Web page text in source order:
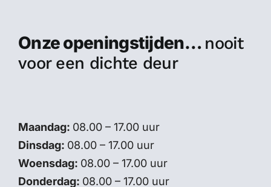
Onze openingstijden… nooit
voor een dichte deur
Maandag: 08.00 – 17.00 uur
Dinsdag: 08.00 – 17.00 uur
Woensdag: 08.00 – 17.00 uur
Donderdag: 08.00 – 17.00 uur